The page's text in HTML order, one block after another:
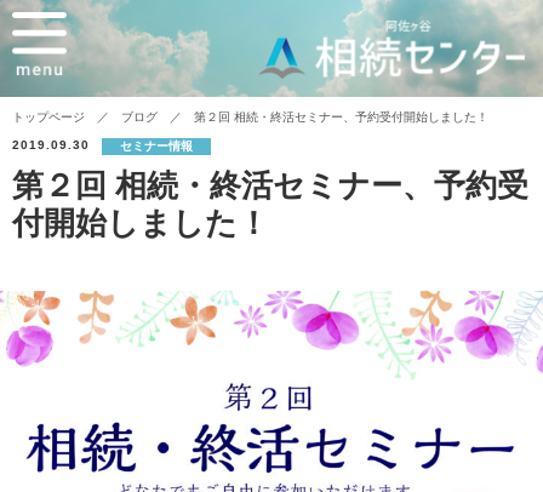
トップページ ブログ 第２回 相続・終活セミナー、予約受付開始しました！
2019.09.30 セミナー情報
第２回 相続・終活セミナー、予約受
付開始しました！